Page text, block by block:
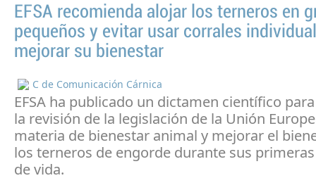
EFSA recomienda alojar los terneros en
pequeños y evitar usar corrales
mejorar su bienestar
C de Comunicación Cárnica
EFSA ha publicado un dictamen científico
la revisión de la legislación de la Unión
materia de bienestar animal y mejorar el
los terneros de engorde durante sus
de vida.